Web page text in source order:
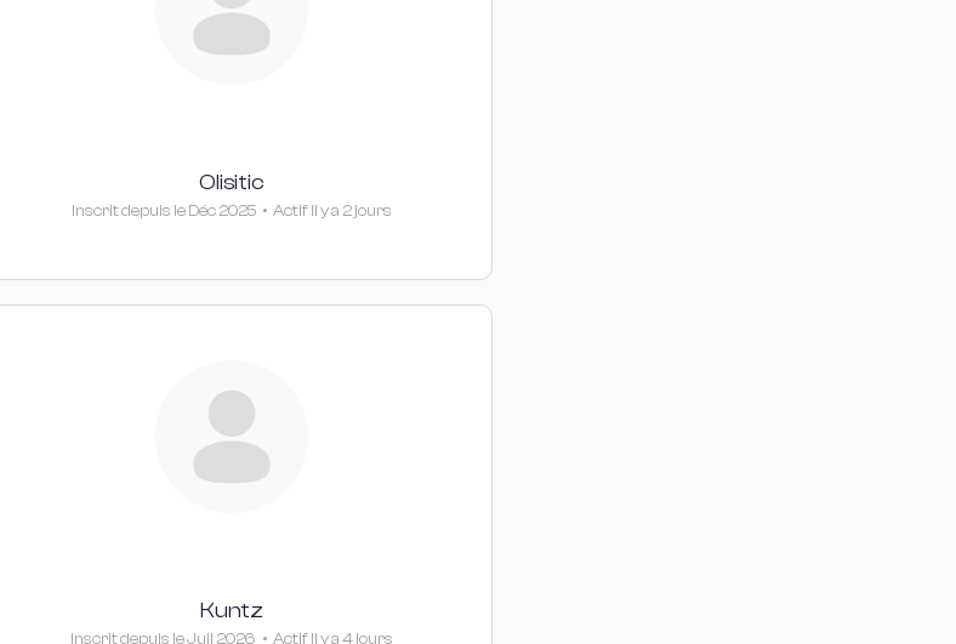
Olisitic
Inscrit depuis le Déc 2025 • Actif Il y a 2 jours
Kuntz
Inscrit depuis le Juil 2026 • Actif Il y a 4 jours